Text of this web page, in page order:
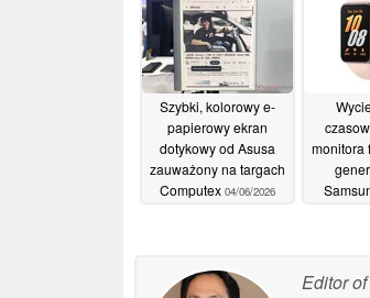
04/
Szybki, kolorowy e-
papierowy ekran
dotykowy od Asusa
zauważony na targach
Computex 04/06/2026
monitora
Editor